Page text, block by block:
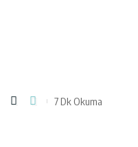
7 Dk Okuma